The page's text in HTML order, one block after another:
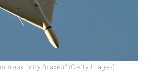
типу "шахед" (Getty Images)